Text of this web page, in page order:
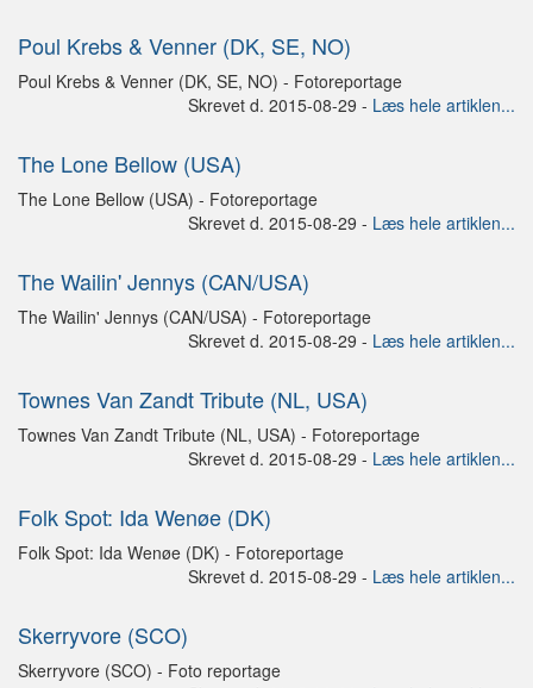
Poul Krebs & Venner (DK, SE, NO)
Poul Krebs & Venner (DK, SE, NO) - Fotoreportage
Skrevet d. 2015-08-29 - Læs hele artiklen...
The Lone Bellow (USA)
The Lone Bellow (USA) - Fotoreportage
Skrevet d. 2015-08-29 - Læs hele artiklen...
The Wailin' Jennys (CAN/USA)
The Wailin' Jennys (CAN/USA) - Fotoreportage
Skrevet d. 2015-08-29 - Læs hele artiklen...
Townes Van Zandt Tribute (NL, USA)
Townes Van Zandt Tribute (NL, USA) - Fotoreportage
Skrevet d. 2015-08-29 - Læs hele artiklen...
Folk Spot: Ida Wenøe (DK)
Folk Spot: Ida Wenøe (DK) - Fotoreportage
Skrevet d. 2015-08-29 - Læs hele artiklen...
Skerryvore (SCO)
Skerryvore (SCO) - Foto reportage